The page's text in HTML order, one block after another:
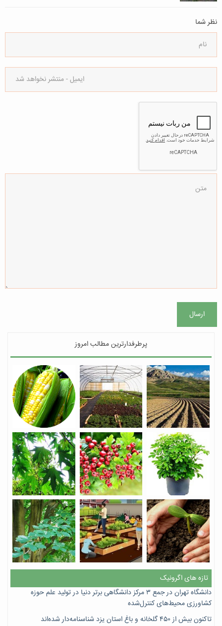
نظر شما
ارسال
پرطرفدارترین مطالب امروز
تازه های اگرونیک
دانشگاه تهران در جمع ۳ مرکز دانشگاهی برتر دنیا در تولید علم حوزه
کشاورزی محیط‌های کنترل‌شده
تاکنون بیش از ۴۵۰ گلخانه و باغ استان یزد شناسنامه‌دار شده‌اند